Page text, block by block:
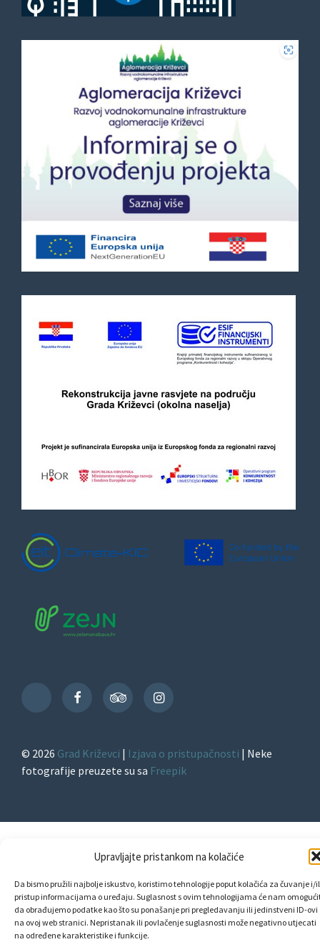
Upravljajte pristankom na kolačiće
Da bismo pružili najbolje iskustvo, koristimo tehnologije poput kolačića za čuvanje i/
pristup informacijama o uređaju. Suglasnost s ovim tehnologijama će nam
da obrađujemo podatke kao što su ponašanje pri pregledavanju ili jedinstveni ID-ovi
na ovoj web stranici. Nepristanak ili povlačenje suglasnosti može negativno utjecati
na određene karakteristike i funkcije.
TikTok
FacebookTripAdvisorInstagram
© 2026 Grad Križevci | Izjava o pristupačnosti | Neke
fotografije preuzete su sa Freepik